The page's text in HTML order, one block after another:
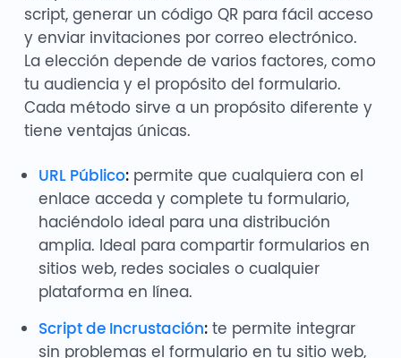
script, generar un código QR para fácil acceso
y enviar invitaciones por correo electrónico.
La elección depende de varios factores, como
tu audiencia y el propósito del formulario.
Cada método sirve a un propósito diferente y
tiene ventajas únicas.
URL Público:permite que cualquiera con el
enlace acceda y complete tu formulario,
haciéndolo ideal para una distribución
amplia. Ideal para compartir formularios en
sitios web, redes sociales o cualquier
plataforma en línea.
Script de Incrustación:te permite integrar
sin problemas el formulario en tu sitio web,